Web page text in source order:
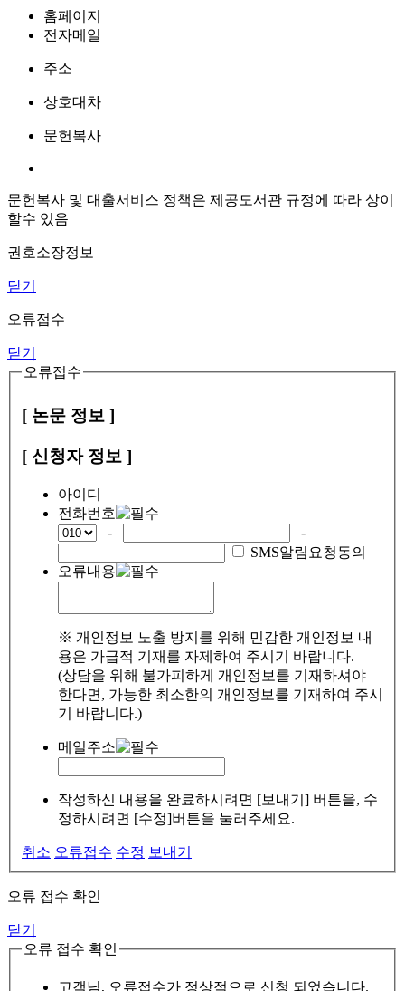
홈페이지
전자메일
주소
상호대차
문헌복사
문헌복사 및 대출서비스 정책은 제공도서관 규정에 따라 상이
할수 있음
권호소장정보
닫기
오류접수
닫기
오류접수
[ 논문 정보 ]
[ 신청자 정보 ]
아이디
전화번호
-
-
SMS알림요청동의
오류내용
※ 개인정보 노출 방지를 위해 민감한 개인정보 내
용은 가급적 기재를 자제하여 주시기 바랍니다.
(상담을 위해 불가피하게 개인정보를 기재하셔야
한다면, 가능한 최소한의 개인정보를 기재하여 주시
기 바랍니다.)
메일주소
작성하신 내용을 완료하시려면 [보내기] 버튼을, 수
정하시려면 [수정]버튼을 눌러주세요.
취소 오류접수 수정 보내기
오류 접수 확인
닫기
오류 접수 확인
고객님, 오류접수가 정상적으로 신청 되었습니다.